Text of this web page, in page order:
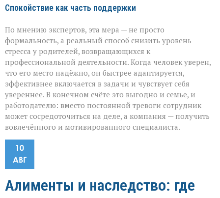
Спокойствие как часть поддержки
По мнению экспертов, эта мера — не просто
формальность, а реальный способ снизить уровень
стресса у родителей, возвращающихся к
профессиональной деятельности. Когда человек уверен,
что его место надёжно, он быстрее адаптируется,
эффективнее включается в задачи и чувствует себя
увереннее. В конечном счёте это выгодно и семье, и
работодателю: вместо постоянной тревоги сотрудник
может сосредоточиться на деле, а компания — получить
вовлечённого и мотивированного специалиста.
10
АВГ
Алименты и наследство: где